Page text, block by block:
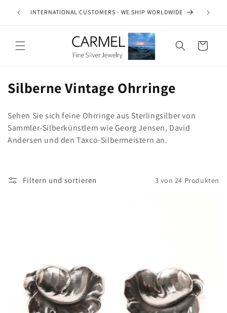
zum
on
INTERNATIONAL CUSTOMERS - WE SHIP WORLDWIDE
Warenkorb
K
t
e
o
Silberne Vintage Ohrringe
Sehen Sie sich feine Ohrringe aus Sterlingsilber von
Sammler-Silberkünstlern wie Georg Jensen, David
Andersen und den Taxco-Silbermeistern an.
Filtern und sortieren 3 von 24 Produkten